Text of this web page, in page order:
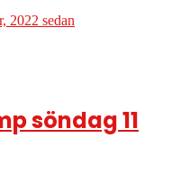
2022 sedan
söndag 11